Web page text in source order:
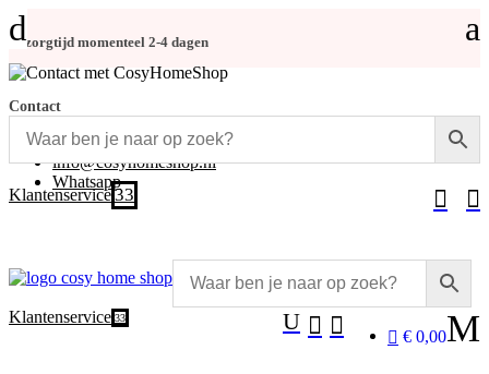
Bezorgtijd momenteel 2-4 dagen
Contact
+31 (0)348-486 555
info@cosyhomeshop.nl
Whatsapp


Klantenservice 3
d
M
€ 0,00


U
Klantenservice 3
a